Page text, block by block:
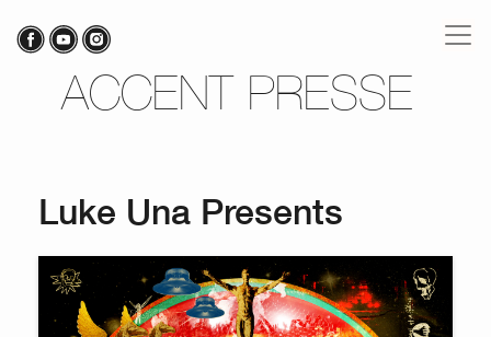
ACCENT PRESSE
Luke Una Presents